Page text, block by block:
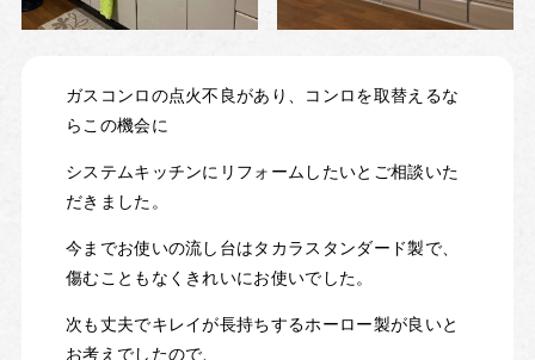
ガスコンロの点火不良があり、コンロを取替えるな
らこの機会に
システムキッチンにリフォームしたいとご相談いた
だきました。
今までお使いの流し台はタカラスタンダード製で、
傷むこともなくきれいにお使いでした。
次も丈夫でキレイが長持ちするホーロー製が良いと
お考えでしたので、